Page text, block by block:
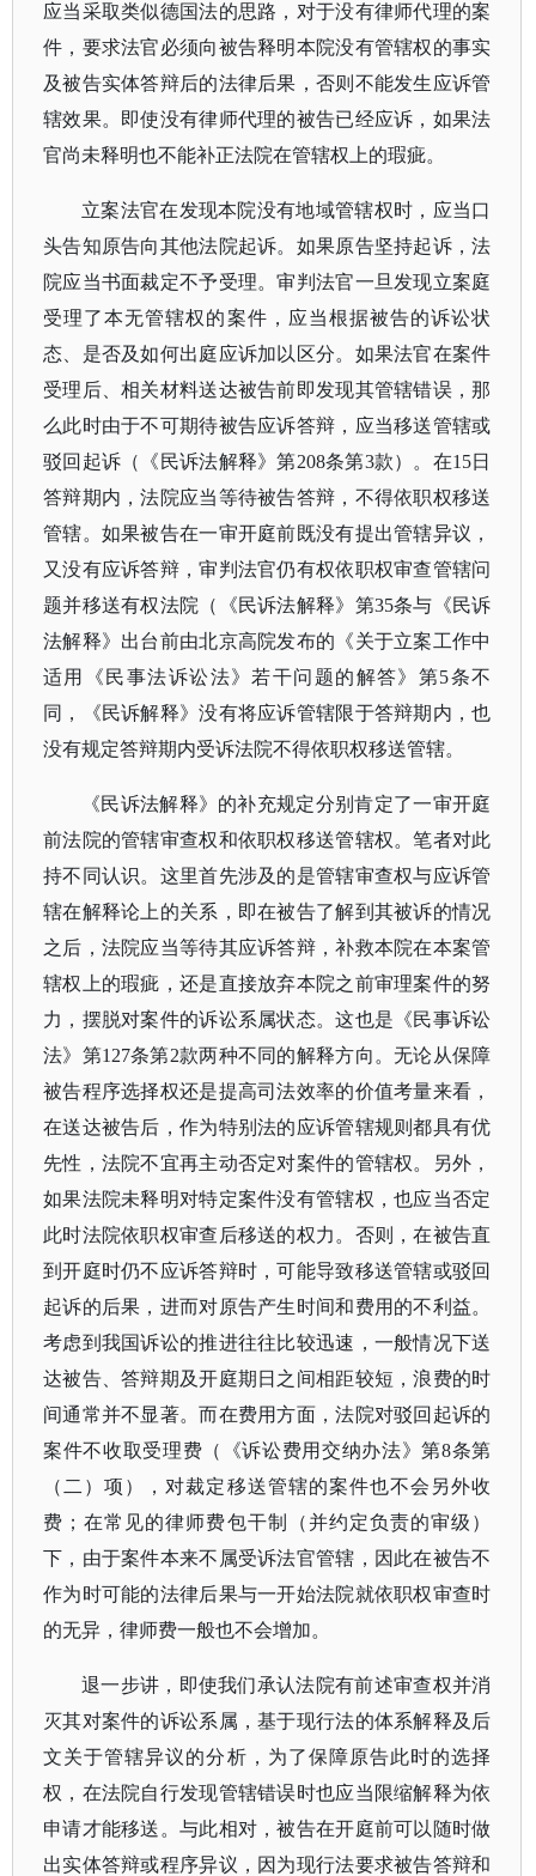
应当采取类似德国法的思路，对于没有律师代理的案
件，要求法官必须向被告释明本院没有管辖权的事实
及被告实体答辩后的法律后果，否则不能发生应诉管
辖效果。即使没有律师代理的被告已经应诉，如果法
官尚未释明也不能补正法院在管辖权上的瑕疵。
立案法官在发现本院没有地域管辖权时，应当口
头告知原告向其他法院起诉。如果原告坚持起诉，法
院应当书面裁定不予受理。审判法官一旦发现立案庭
受理了本无管辖权的案件，应当根据被告的诉讼状
态、是否及如何出庭应诉加以区分。如果法官在案件
受理后、相关材料送达被告前即发现其管辖错误，那
么此时由于不可期待被告应诉答辩，应当移送管辖或
驳回起诉（《民诉法解释》第208条第3款）。在15日
答辩期内，法院应当等待被告答辩，不得依职权移送
管辖。如果被告在一审开庭前既没有提出管辖异议，
又没有应诉答辩，审判法官仍有权依职权审查管辖问
题并移送有权法院（《民诉法解释》第35条与《民诉
法解释》出台前由北京高院发布的《关于立案工作中
适用《民事法诉讼法》若干问题的解答》第5条不
同，《民诉解释》没有将应诉管辖限于答辩期内，也
没有规定答辩期内受诉法院不得依职权移送管辖。
《民诉法解释》的补充规定分别肯定了一审开庭
前法院的管辖审查权和依职权移送管辖权。笔者对此
持不同认识。这里首先涉及的是管辖审查权与应诉管
辖在解释论上的关系，即在被告了解到其被诉的情况
之后，法院应当等待其应诉答辩，补救本院在本案管
辖权上的瑕疵，还是直接放弃本院之前审理案件的努
力，摆脱对案件的诉讼系属状态。这也是《民事诉讼
法》第127条第2款两种不同的解释方向。无论从保障
被告程序选择权还是提高司法效率的价值考量来看，
在送达被告后，作为特别法的应诉管辖规则都具有优
先性，法院不宜再主动否定对案件的管辖权。另外，
如果法院未释明对特定案件没有管辖权，也应当否定
此时法院依职权审查后移送的权力。否则，在被告直
到开庭时仍不应诉答辩时，可能导致移送管辖或驳回
起诉的后果，进而对原告产生时间和费用的不利益。
考虑到我国诉讼的推进往往比较迅速，一般情况下送
达被告、答辩期及开庭期日之间相距较短，浪费的时
间通常并不显著。而在费用方面，法院对驳回起诉的
案件不收取受理费（《诉讼费用交纳办法》第8条第
（二）项），对裁定移送管辖的案件也不会另外收
费；在常见的律师费包干制（并约定负责的审级）
下，由于案件本来不属受诉法官管辖，因此在被告不
作为时可能的法律后果与一开始法院就依职权审查时
的无异，律师费一般也不会增加。
退一步讲，即使我们承认法院有前述审查权并消
灭其对案件的诉讼系属，基于现行法的体系解释及后
文关于管辖异议的分析，为了保障原告此时的选择
权，在法院自行发现管辖错误时也应当限缩解释为依
申请才能移送。与此相对，被告在开庭前可以随时做
出实体答辩或程序异议，因为现行法要求被告答辩和